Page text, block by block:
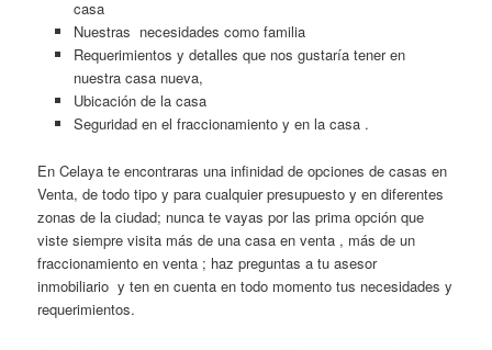
casa
Nuestras necesidades como familia
Requerimientos y detalles que nos gustaría tener en
nuestra casa nueva,
Ubicación de la casa
Seguridad en el fraccionamiento y en la casa .
En Celaya te encontraras una infinidad de opciones de casas en
Venta, de todo tipo y para cualquier presupuesto y en diferentes
zonas de la ciudad; nunca te vayas por las prima opción que
viste siempre visita más de una casa en venta , más de un
fraccionamiento en venta ; haz preguntas a tu asesor
inmobiliario y ten en cuenta en todo momento tus necesidades y
requerimientos.